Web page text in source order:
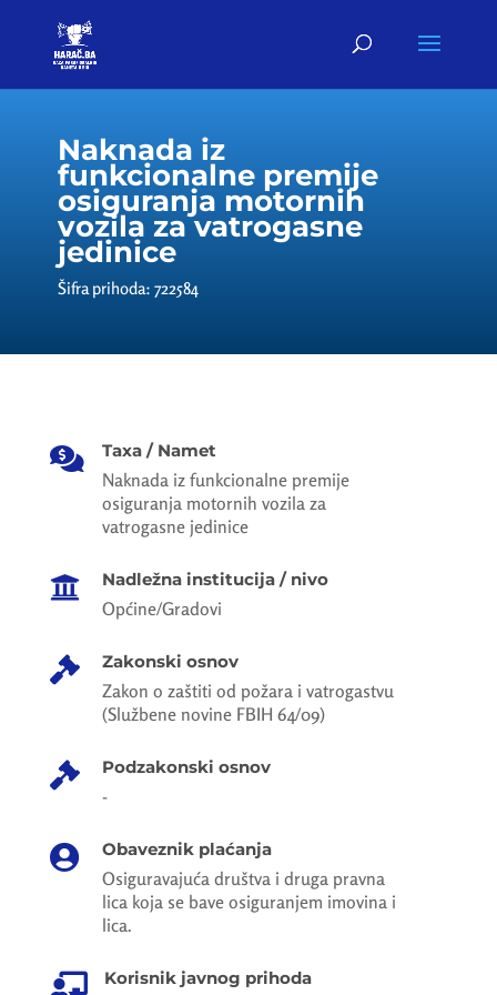
Naknada iz
funkcionalne premije
osiguranja motornih
vozila za vatrogasne
jedinice
Šifra prihoda: 722584
 Taxa / Namet
Naknada iz funkcionalne premije
osiguranja motornih vozila za
vatrogasne jedinice
 Nadležna institucija / nivo
Općine/Gradovi
 Zakonski osnov
Zakon o zaštiti od požara i vatrogastvu
(Službene novine FBIH 64/09)
 Podzakonski osnov
-
 Obaveznik plaćanja
Osiguravajuća društva i druga pravna
lica koja se bave osiguranjem imovina i
lica.
 Korisnik javnog prihoda